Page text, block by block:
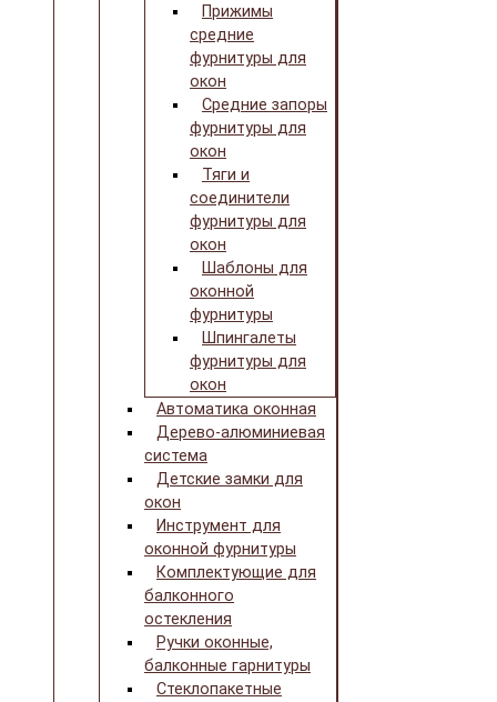
Прижимы
средние
фурнитуры для
окон
Средние запоры
фурнитуры для
окон
Тяги и
соединители
фурнитуры для
окон
Шаблоны для
оконной
фурнитуры
Шпингалеты
фурнитуры для
окон
Автоматика оконная
Дерево-алюминиевая
система
Детские замки для
окон
Инструмент для
оконной фурнитуры
Комплектующие для
балконного
остекления
Ручки оконные,
балконные гарнитуры
Стеклопакетные